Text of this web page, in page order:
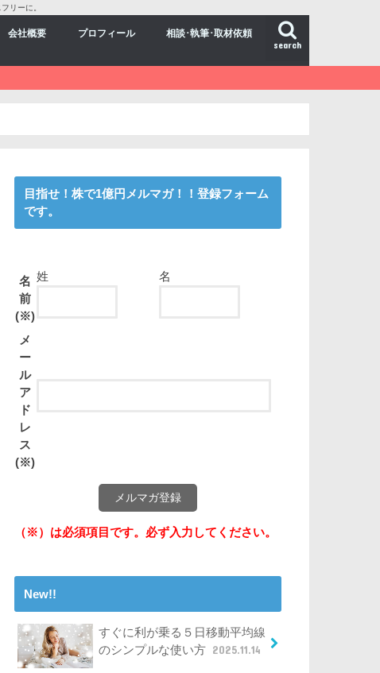
リーに。
search
会社概要 プロフィール 相談･執筆･取材依頼
目指せ！株で1億円メルマガ！！登録フォーム
です。
名
前
(※)
姓 名
メ
ー
ル
ア
ド
レ
ス
(※)
（※）は必須項目です。必ず入力してください。
New!!
すぐに利が乗る５日移動平均線
のシンプルな使い方 2025.11.14